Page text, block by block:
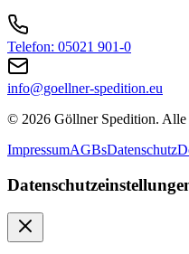
Telefon: 05021 901-0
info@goellner-spedition.eu
© 2026 Göllner Spedition. Alle
ImpressumAGBsDatenschutz